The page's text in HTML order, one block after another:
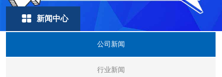
新闻中心
公司新闻
行业新闻